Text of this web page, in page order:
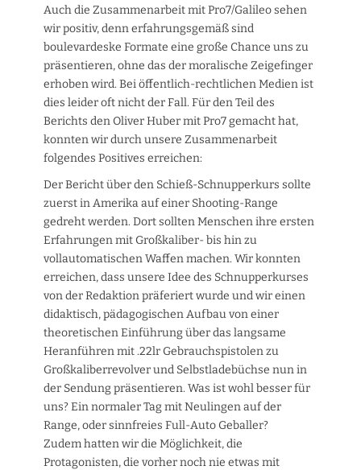
Auch die Zusammenarbeit mit Pro7/Galileo sehen
wir positiv, denn erfahrungsgemäß sind
boulevardeske Formate eine große Chance uns zu
präsentieren, ohne das der moralische Zeigefinger
erhoben wird. Bei öffentlich-rechtlichen Medien ist
dies leider oft nicht der Fall. Für den Teil des
Berichts den Oliver Huber mit Pro7 gemacht hat,
konnten wir durch unsere Zusammenarbeit
folgendes Positives erreichen:
Der Bericht über den Schieß-Schnupperkurs sollte
zuerst in Amerika auf einer Shooting-Range
gedreht werden. Dort sollten Menschen ihre ersten
Erfahrungen mit Großkaliber- bis hin zu
vollautomatischen Waffen machen. Wir konnten
erreichen, dass unsere Idee des Schnupperkurses
von der Redaktion präferiert wurde und wir einen
didaktisch, pädagogischen Aufbau von einer
theoretischen Einführung über das langsame
Heranführen mit .22lr Gebrauchspistolen zu
Großkaliberrevolver und Selbstladebüchse nun in
der Sendung präsentieren. Was ist wohl besser für
uns? Ein normaler Tag mit Neulingen auf der
Range, oder sinnfreies Full-Auto Geballer?
Zudem hatten wir die Möglichkeit, die
Protagonisten, die vorher noch nie etwas mit